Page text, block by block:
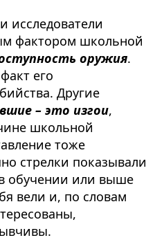
исследователи
фактором школьной
оружия.
его
Другие
– это изгои,
школьной
тоже
стрелки показывали
обучении или выше
вели и, по словам